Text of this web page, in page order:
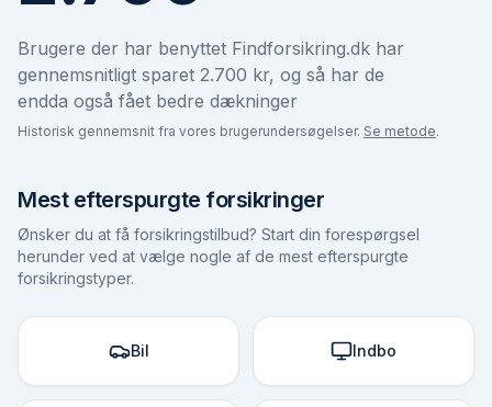
Brugere der har benyttet Findforsikring.dk har
gennemsnitligt sparet 2.700 kr, og så har de
endda også fået bedre dækninger
Historisk gennemsnit fra vores brugerundersøgelser. Se metode.
Mest efterspurgte forsikringer
Ønsker du at få forsikringstilbud? Start din forespørgsel
herunder ved at vælge nogle af de mest efterspurgte
forsikringstyper.
Bil Indbo